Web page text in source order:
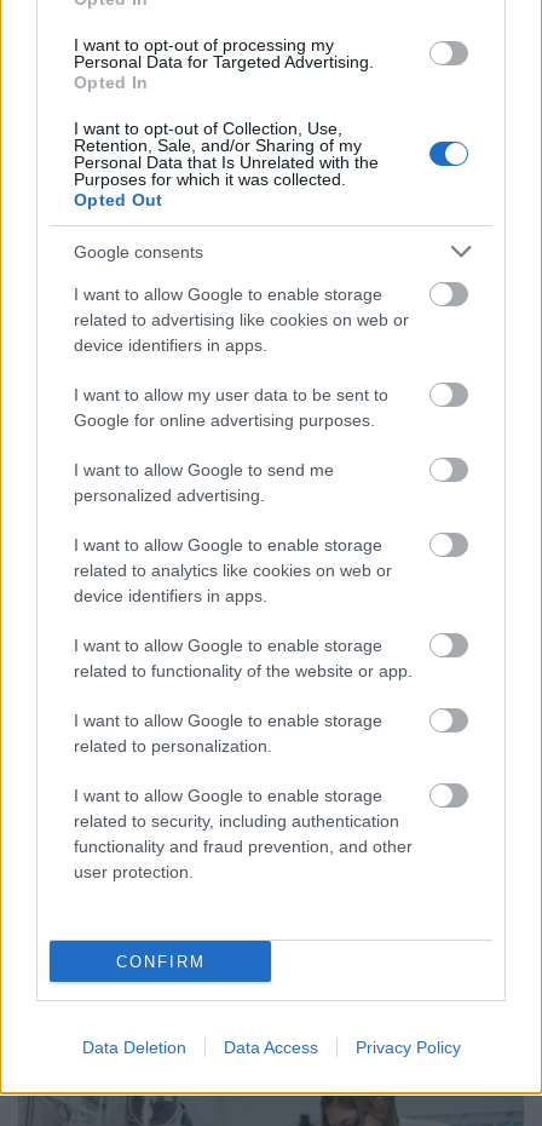
I want to opt-out of processing my
Personal Data for Targeted Advertising.
Opted In
I want to opt-out of Collection, Use,
Retention, Sale, and/or Sharing of my
Personal Data that Is Unrelated with the
Purposes for which it was collected.
Opted Out
Google consents
I want to allow Google to enable storage
related to advertising like cookies on web or
device identifiers in apps.
I want to allow my user data to be sent to
Google for online advertising purposes.
I want to allow Google to send me
personalized advertising.
I want to allow Google to enable storage
related to analytics like cookies on web or
device identifiers in apps.
I want to allow Google to enable storage
related to functionality of the website or app.
I want to allow Google to enable storage
related to personalization.
I want to allow Google to enable storage
related to security, including authentication
functionality and fraud prevention, and other
user protection.
CONFIRM
Data Deletion Data Access Privacy Policy
Múlt szerdán egy olyan törvényjavaslatot nyújtott be
a lengyel kormánypárt, a Jog és Igazságosság (PiS),
ami – durván ellentmondva a hatalommegosztás
elvének – gyakorlatilag a kormány eszközévé
degradálná a Legfelsőbb Bíróságot. A törvényt a
parlamenti ülésszak utolsó ülésén akarják
megszavaztatni –…
Beterelnék a diákokat a
szakképzésbe, de a cél pont nem az,
hogy a helyzetükön javítsanak
DiószegiHorváthNóra•2017. július 18.
Pölöskeinéről akkor hallottunk érdemben utoljára,
amikor eltávolították a Klik éléről. Bár persze az sem
volt megoldás a rosszul központosított oktatási
rendszer problémáira (a Klik regnálása alatt
ugyebár csak kisebb részekre bomlott, de el nem
szakemberrel…